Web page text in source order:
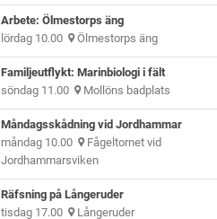
Arbete: Ölmestorps äng
lördag 10.00 Ölmestorps äng
Familjeutflykt: Marinbiologi i fält
söndag 11.00 Mollöns badplats
Måndagsskådning vid Jordhammar
måndag 10.00 Fågeltornet vid
Jordhammarsviken
Räfsning på Långeruder
tisdag 17.00 Långeruder